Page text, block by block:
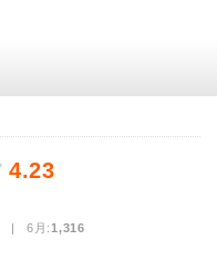
4.23
| 6月:1,316